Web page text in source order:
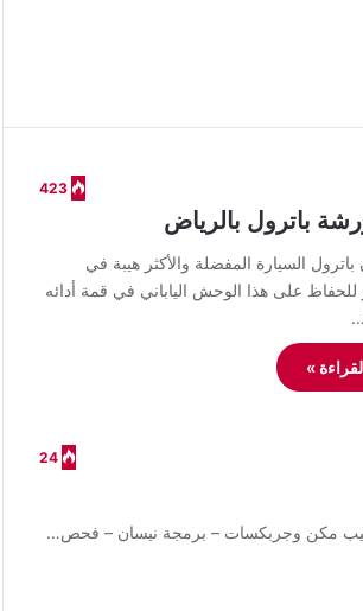
423
باترول بالرياض
باترول السيارة المفضلة والأكثر هيبة في
للحفاظ على هذا الوحش الياباني في قمة أدائه
»
24
مكن وجربكسات – برمجة نيسان – فحص…